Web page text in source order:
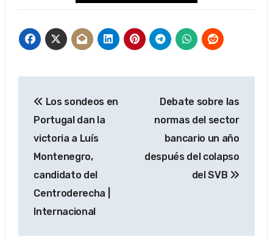
de
entradas
Los sondeos en
Portugal dan la
victoria a Luís
Montenegro,
candidato del
Centroderecha |
Internacional
Debate sobre las
normas del sector
bancario un año
después del colapso
del SVB